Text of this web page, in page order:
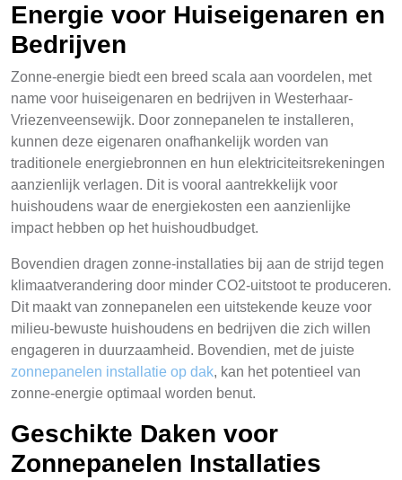
Energie voor Huiseigenaren en
Bedrijven
Zonne-energie biedt een breed scala aan voordelen, met
name voor huiseigenaren en bedrijven in Westerhaar-
Vriezenveensewijk. Door zonnepanelen te installeren,
kunnen deze eigenaren onafhankelijk worden van
traditionele energiebronnen en hun elektriciteitsrekeningen
aanzienlijk verlagen. Dit is vooral aantrekkelijk voor
huishoudens waar de energiekosten een aanzienlijke
impact hebben op het huishoudbudget.
Bovendien dragen zonne-installaties bij aan de strijd tegen
klimaatverandering door minder CO2-uitstoot te produceren.
Dit maakt van zonnepanelen een uitstekende keuze voor
milieu-bewuste huishoudens en bedrijven die zich willen
engageren in duurzaamheid. Bovendien, met de juiste
zonnepanelen installatie op dak, kan het potentieel van
zonne-energie optimaal worden benut.
Geschikte Daken voor
Zonnepanelen Installaties